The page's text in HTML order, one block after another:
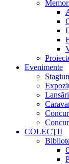
Evenimente
COLECŢII